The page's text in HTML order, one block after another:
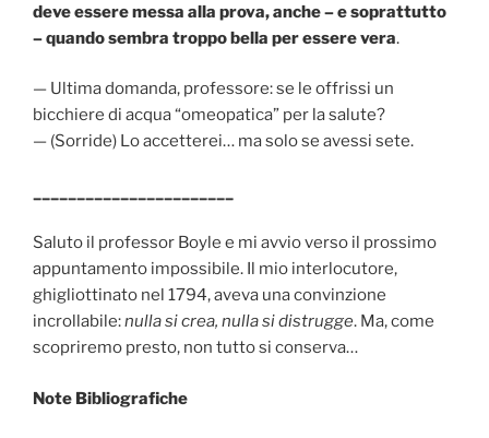
deve essere messa alla prova, anche – e soprattutto
– quando sembra troppo bella per essere vera.
— Ultima domanda, professore: se le offrissi un
bicchiere di acqua “omeopatica” per la salute?
— (Sorride) Lo accetterei… ma solo se avessi sete.
Saluto il professor Boyle e mi avvio verso il prossimo
appuntamento impossibile. Il mio interlocutore,
ghigliottinato nel 1794, aveva una convinzione
incrollabile:nulla si crea, nulla si distrugge. Ma, come
scopriremo presto, non tutto si conserva…
Note Bibliografiche